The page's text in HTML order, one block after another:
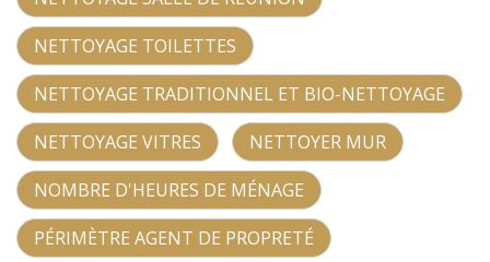
NETTOYAGE TOILETTES
NETTOYAGE TRADITIONNEL ET BIO-NETTOYAGE
NETTOYAGE VITRES
NETTOYER MUR
NOMBRE D'HEURES DE MÉNAGE
PÉRIMÈTRE AGENT DE PROPRETÉ